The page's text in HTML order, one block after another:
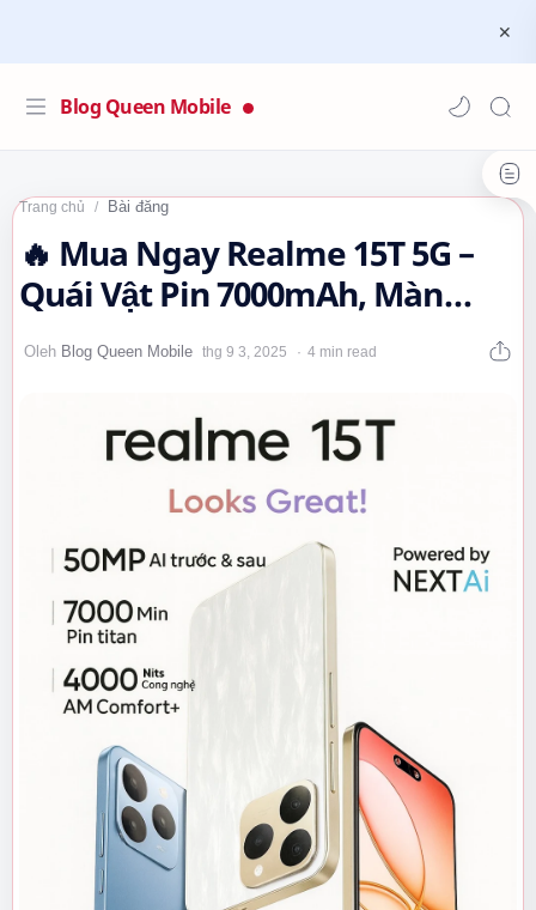
Blog Queen Mobile
Trang chủ Bài đăng
🔥 Mua Ngay Realme 15T 5G –
Quái Vật Pin 7000mAh, Màn
Hình Sáng Nhất Phân Khúc Vừa
Ra Mắt!…
4 min read